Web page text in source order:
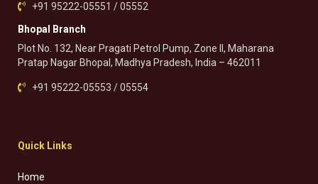
+91 95222-05551 / 05552
Bhopal Branch
Plot No. 132, Near Pragati Petrol Pump, Zone II, Maharana
Pratap Nagar Bhopal, Madhya Pradesh, India – 462011
+91 95222-05553 / 05554
Quick Links
Home